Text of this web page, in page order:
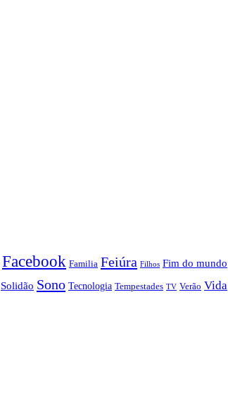
Facebook Familia Feiúra Filhos Fim do mundo
Solidão Sono Tecnologia Tempestades TV Verão Vida